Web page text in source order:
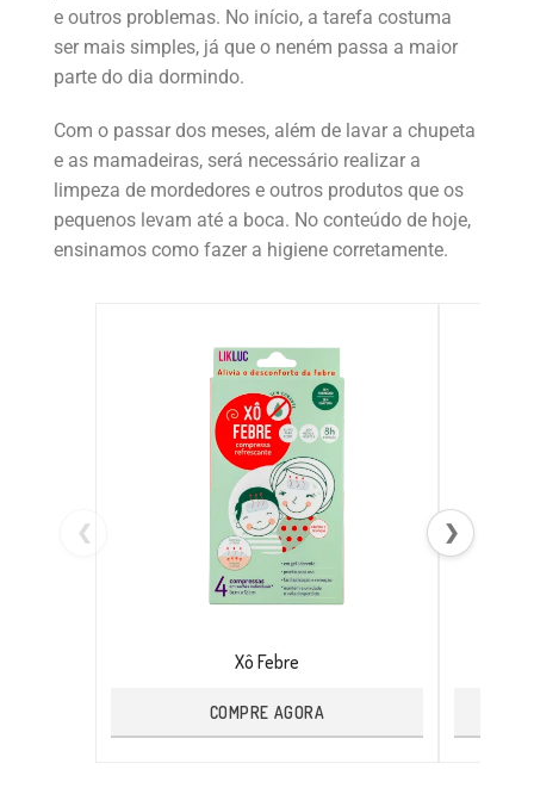
e outros problemas. No início, a tarefa costuma
ser mais simples, já que o neném passa a maior
parte do dia dormindo.
Com o passar dos meses, além de lavar a chupeta
e as mamadeiras, será necessário realizar a
limpeza de mordedores e outros produtos que os
pequenos levam até a boca. No conteúdo de hoje,
ensinamos como fazer a higiene corretamente.
❮
Xô Febre
COMPRE AGORA
❯